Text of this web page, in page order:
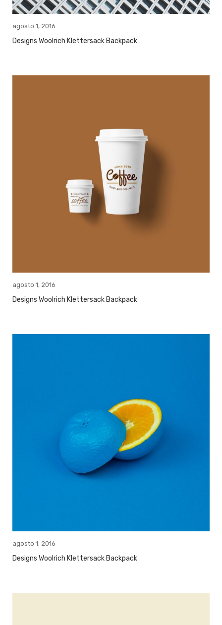
agosto 1, 2016
Designs Woolrich Klettersack Backpack
agosto 1, 2016
Designs Woolrich Klettersack Backpack
agosto 1, 2016
Designs Woolrich Klettersack Backpack